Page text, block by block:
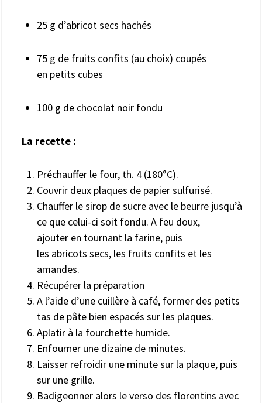
25 g d’abricot secs hachés
75 g de fruits confits (au choix) coupés
en petits cubes
100 g de chocolat noir fondu
La recette :
Préchauffer le four, th. 4 (180°C).
Couvrir deux plaques de papier sulfurisé.
Chauffer le sirop de sucre avec le beurre jusqu’à
ce que celui-ci soit fondu. A feu doux,
ajouter en tournant la farine, puis
les abricots secs, les fruits confits et les
amandes.
Récupérer la préparation
A l’aide d’une cuillère à café, former des petits
tas de pâte bien espacés sur les plaques.
Aplatir à la fourchette humide.
Enfourner une dizaine de minutes.
Laisser refroidir une minute sur la plaque, puis
sur une grille.
Badigeonner alors le verso des florentins avec